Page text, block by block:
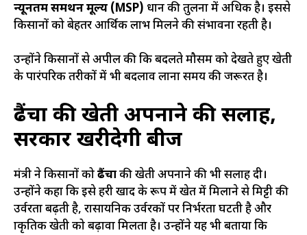
न्यूनतम समर्थन मूल्य (MSP) धान की तुलना में अधिक है। इससे
किसानों को बेहतर आर्थिक लाभ मिलने की संभावना रहती है।
उन्होंने किसानों से अपील की कि बदलते मौसम को देखते हुए खेती
के पारंपरिक तरीकों में भी बदलाव लाना समय की जरूरत है।
ढैंचा की खेती अपनाने की सलाह,
सरकार खरीदेगी बीज
मंत्री ने किसानों कोढैंचाकी खेती अपनाने की भी सलाह दी।
उन्होंने कहा कि इसे हरी खाद के रूप में खेत में मिलाने से मिट्टी की
उर्वरता बढ़ती है, रासायनिक उर्वरकों पर निर्भरता घटती है और
प्राकृतिक खेती को बढ़ावा मिलता है। उन्होंने यह भी बताया कि